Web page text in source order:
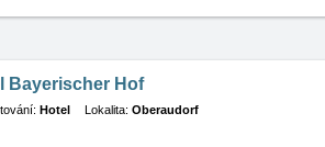
Bayerischer Hof
Hotel Lokalita: Oberaudorf